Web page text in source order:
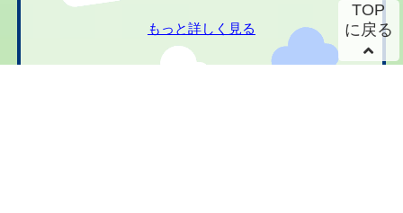
もっと詳しく見る
TOP
に戻る